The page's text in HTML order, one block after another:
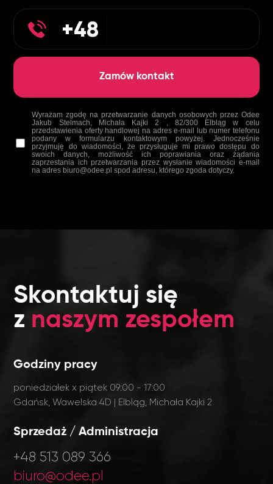
Wyrażam zgodę na przetwarzanie danych osobowych przez Odee
Jakub Stelmach, Michała Kajki 2 , 82/300 Elbląg w celu
przedstawienia oferty handlowej na adres e-mail lub numer telefonu
podany w formularzu kontaktowym powyżej. Jednocześnie
przyjmuję do wiadomości, że przysługuje mi prawo dostępu do
swoich danych, możliwość ich poprawiania oraz żądania
zaprzestania ich przetwarzania przez wysłanie wiadomości e-mail
na adres biuro@odee.pl spod adresu, którego zgoda dotyczy.
Skontaktuj się
z naszym zespołem
Godziny pracy
poniedziałek x piątek 09:00 - 17:00
Gdańsk, Wawelska 4D | Elbląg, Michała Kajki 2
Sprzedaż / Administracja
+48 513 089 366
biuro@odee.pl